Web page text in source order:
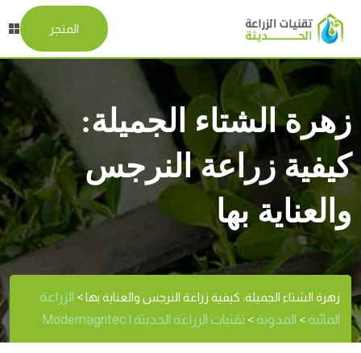
المتجر
زهرة الشتاء الجميلة:
كيفية زراعة النرجس
والعناية بها
زهرة الشتاء الجميلة: كيفية زراعة النرجس والعناية بها> الزراعة
المائية> المدونة> تقنيات الزراعة الحديثة | Modernagritec